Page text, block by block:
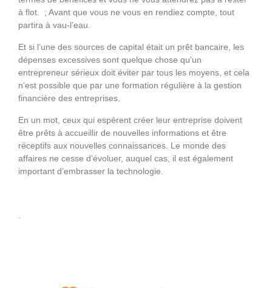
à flot. ; Avant que vous ne vous en rendiez compte, tout
partira à vau-l’eau.
Et si l’une des sources de capital était un prêt bancaire, les
dépenses excessives sont quelque chose qu’un
entrepreneur sérieux doit éviter par tous les moyens, et cela
n’est possible que par une formation régulière à la gestion
financière des entreprises.
En un mot, ceux qui espèrent créer leur entreprise doivent
être prêts à accueillir de nouvelles informations et être
réceptifs aux nouvelles connaissances. Le monde des
affaires ne cesse d’évoluer, auquel cas, il est également
important d’embrasser la technologie.